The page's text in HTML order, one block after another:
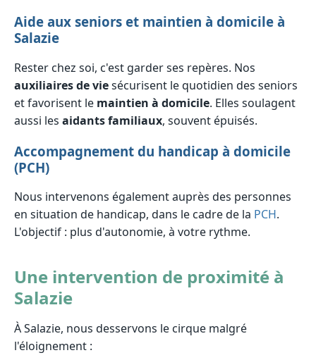
Aide aux seniors et maintien à domicile à
Salazie
Rester chez soi, c'est garder ses repères. Nos
auxiliaires de viesécurisent le quotidien des seniors
et favorisent le maintien à domicile. Elles soulagent
aussi les aidants familiaux, souvent épuisés.
Accompagnement du handicap à domicile
(PCH)
Nous intervenons également auprès des personnes
en situation de handicap, dans le cadre de la PCH.
L'objectif : plus d'autonomie, à votre rythme.
Une intervention de proximité à
Salazie
À Salazie, nous desservons le cirque malgré
l'éloignement :